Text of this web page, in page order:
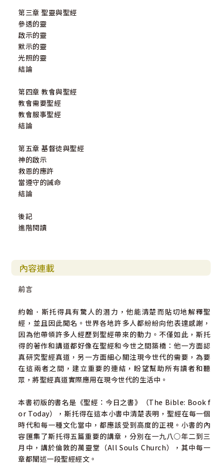
第三章 聖靈與聖經
參透的靈
啟示的靈
默示的靈
光照的靈
結論
第四章 教會與聖經
教會需要聖經
教會服事聖經
結論
第五章 基督徒與聖經
神的啟示
救恩的應許
當遵守的誡命
結論
後記
進階閱讀
內容連載
前言
約翰．斯托得具有驚人的潛力，他能清楚而貼切地解釋聖
經，並且因此聞名。世界各地許多人都紛紛向他表達感謝，
因為他帶領許多人經歷到聖經帶來的動力。不僅如此，斯托
得的著作和講道都好像在聖經和今世之間築橋：他一方面認
真研究聖經真道，另一方面細心關注現今世代的需要，為要
在這兩者之間，建立重要的連結，盼望幫助所有讀者和聽
眾，將聖經真道實際應用在現今世代的生活中。
本書初版的書名是《聖經：今日之書》（The Bible: Book f
or Today），斯托得在這本小書中清楚表明，聖經在每一個
時代和每一種文化當中，都應該受到高度的正視。小書的內
容匯集了斯托得五篇重要的講章，分別在一九八○年二到三
月中，講於倫敦的萬靈堂（All Souls Church），其中每一
章都闡述一段聖經經文。